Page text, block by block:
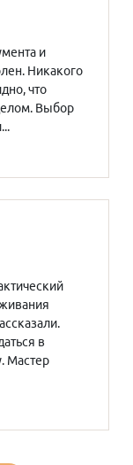
и
Никакого
что
Выбор
в
Мастер